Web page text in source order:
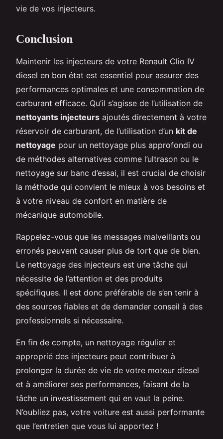
vie de vos injecteurs.
Conclusion
Maintenir les injecteurs de votre Renault Clio IV
diesel en bon état est essentiel pour assurer des
performances optimales et une consommation de
carburant efficace. Qu’il s’agisse de l’utilisation de
nettoyants injecteurs ajoutés directement à votre
réservoir de carburant, de l’utilisation d’un kit de
nettoyage pour un nettoyage plus approfondi ou
de méthodes alternatives comme l’ultrason ou le
nettoyage sur banc d’essai, il est crucial de choisir
la méthode qui convient le mieux à vos besoins et
à votre niveau de confort en matière de
mécanique automobile.
Rappelez-vous que les messages malveillants ou
erronés peuvent causer plus de tort que de bien.
Le nettoyage des injecteurs est une tâche qui
nécessite de l’attention et des produits
spécifiques. Il est donc préférable de s’en tenir à
des sources fiables et de demander conseil à des
professionnels si nécessaire.
En fin de compte, un nettoyage régulier et
approprié des injecteurs peut contribuer à
prolonger la durée de vie de votre moteur diesel
et à améliorer ses performances, faisant de la
tâche un investissement qui en vaut la peine.
N’oubliez pas, votre voiture est aussi performante
que l’entretien que vous lui apportez !